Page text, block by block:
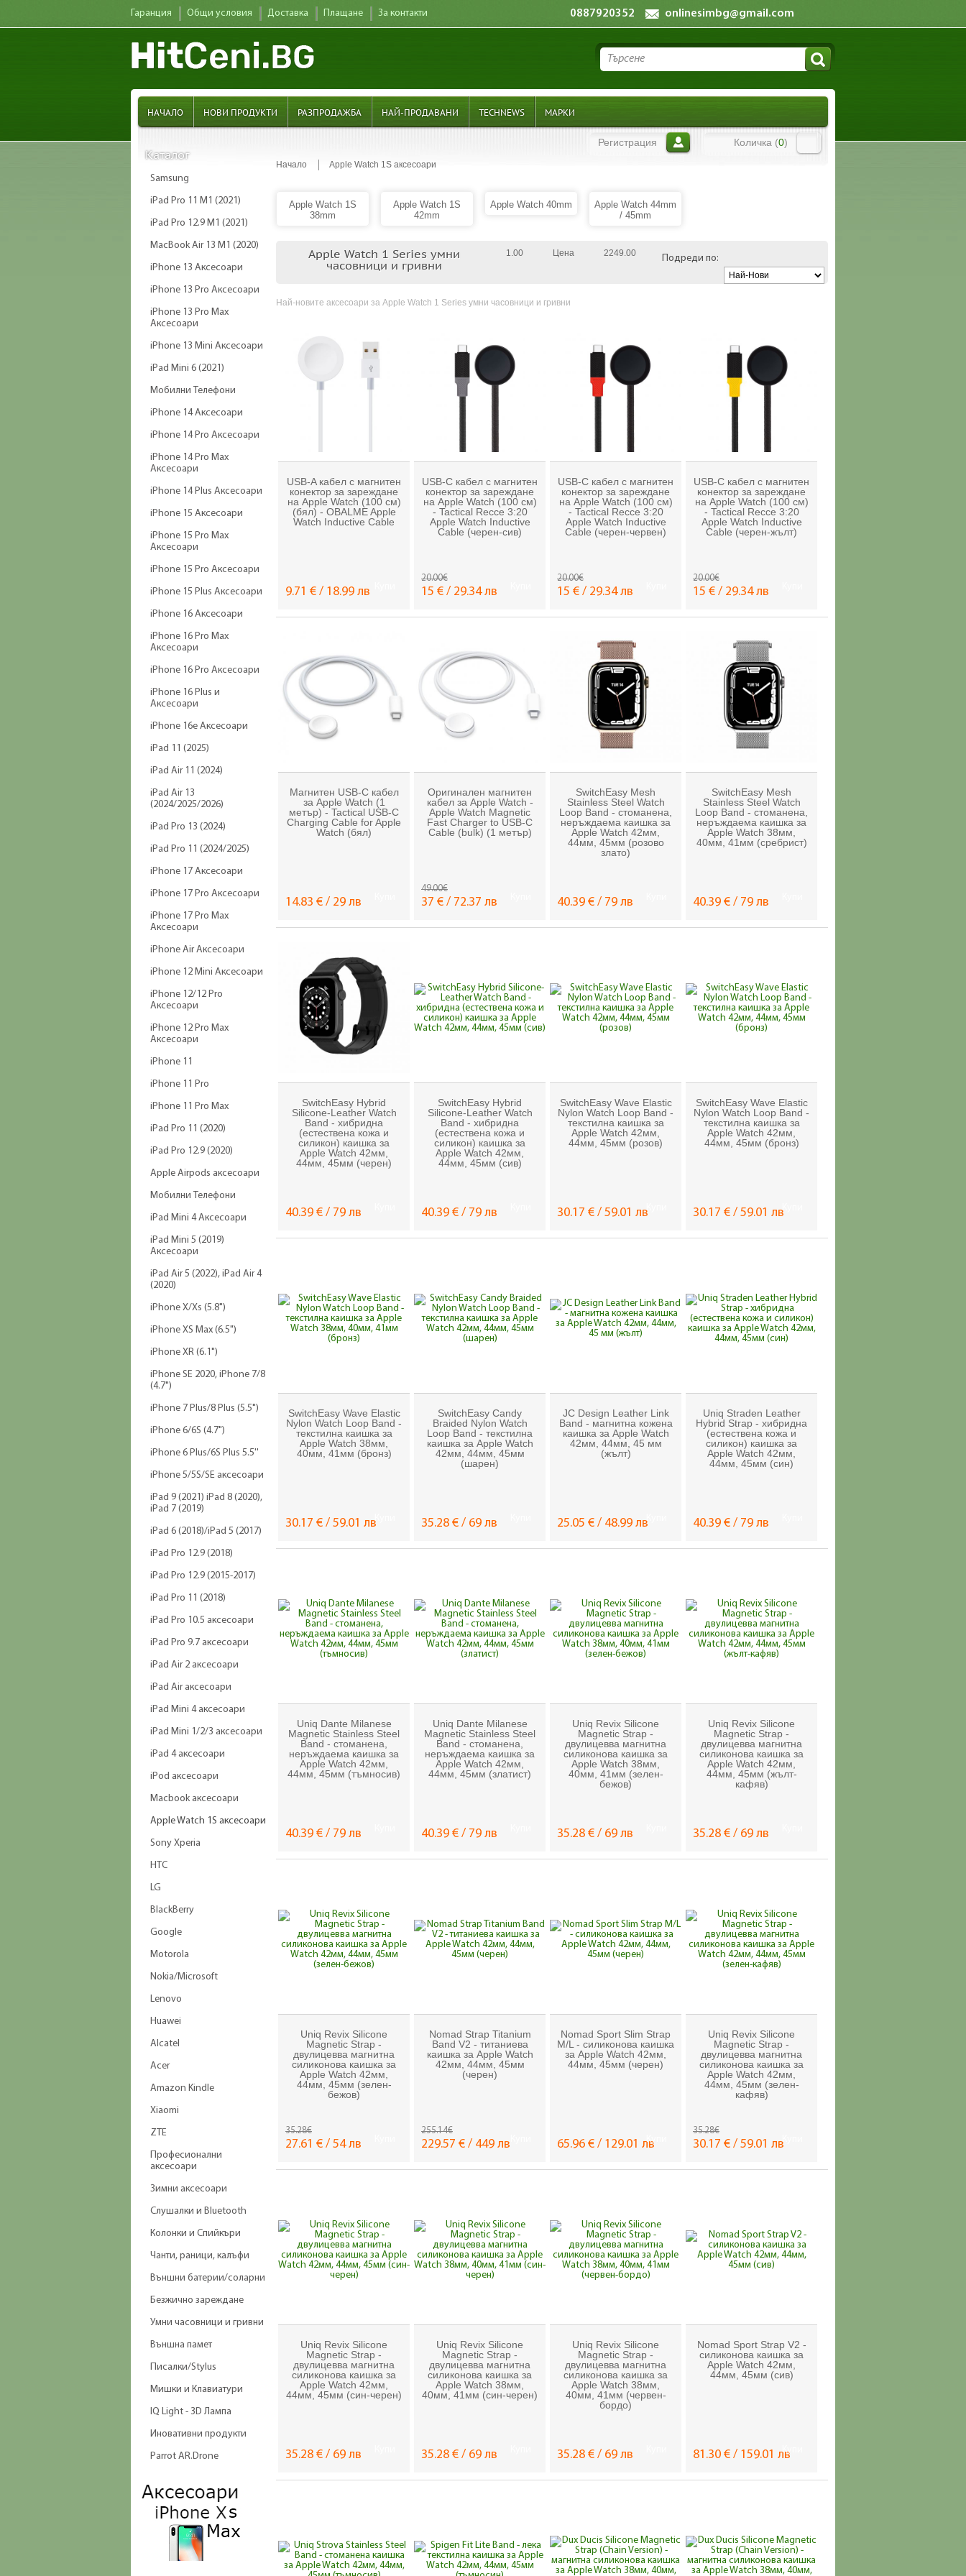
Гаранция Общи условия Доставка Плащане За контакти 0887920352 onlinesimbg@gmail.com
НАЧАЛО НОВИ ПРОДУКТИ РАЗПРОДАЖБА НАЙ-ПРОДАВАНИ TECHNEWS МАРКИ
Регистрация Количка (0)
Каталог
Samsung
iPad Pro 11 M1 (2021)
iPad Pro 12.9 M1 (2021)
MacBook Air 13 M1 (2020)
iPhone 13 Аксесоари
iPhone 13 Pro Аксесоари
iPhone 13 Pro Max
Аксесоари
iPhone 13 Mini Аксесоари
iPad Mini 6 (2021)
Мобилни Телефони
iPhone 14 Аксесоари
iPhone 14 Pro Аксесоари
iPhone 14 Pro Max
Аксесоари
iPhone 14 Plus Аксесоари
iPhone 15 Аксесоари
iPhone 15 Pro Max
Аксесоари
iPhone 15 Pro Аксесоари
iPhone 15 Plus Аксесоари
iPhone 16 Аксесоари
iPhone 16 Pro Max
Аксесоари
iPhone 16 Pro Аксесоари
iPhone 16 Plus и
Аксесоари
iPhone 16e Аксесоари
iPad 11 (2025)
iPad Air 11 (2024)
iPad Air 13
(2024/2025/2026)
iPad Pro 13 (2024)
iPad Pro 11 (2024/2025)
iPhone 17 Аксесоари
iPhone 17 Pro Аксесоари
iPhone 17 Pro Max
Аксесоари
iPhone Air Аксесоари
iPhone 12 Mini Аксесоари
iPhone 12/12 Pro
Аксесоари
iPhone 12 Pro Max
Аксесоари
iPhone 11
iPhone 11 Pro
iPhone 11 Pro Max
iPad Pro 11 (2020)
iPad Pro 12.9 (2020)
Apple Airpods аксесоари
Мобилни Телефони
iPad Mini 4 Аксесоари
iPad Mini 5 (2019)
Аксесоари
iPad Air 5 (2022), iPad Air 4
(2020)
iPhone X/Xs (5.8")
iPhone XS Max (6.5")
iPhone XR (6.1")
iPhone SE 2020, iPhone 7/8
(4.7")
iPhone 7 Plus/8 Plus (5.5")
iPhone 6/6S (4.7")
iPhone 6 Plus/6S Plus 5.5''
iPhone 5/5S/SE аксесоари
iPad 9 (2021) iPad 8 (2020),
iPad 7 (2019)
iPad 6 (2018)/iPad 5 (2017)
iPad Pro 12.9 (2018)
iPad Pro 12.9 (2015-2017)
iPad Pro 11 (2018)
iPad Pro 10.5 аксесоари
iPad Pro 9.7 аксесоари
iPad Air 2 аксесоари
iPad Air аксесоари
iPad Mini 4 аксесоари
iPad Mini 1/2/3 аксесоари
iPad 4 аксесоари
iPod аксесоари
Macbook аксесоари
Apple Watch 1S аксесоари
Sony Xperia
HTC
LG
BlackBerry
Google
Motorola
Nokia/Microsoft
Lenovo
Huawei
Alcatel
Acer
Amazon Kindle
Xiaomi
ZTE
Професионални
аксесоари
Зимни аксесоари
Слушалки и Bluetooth
Колонки и Спийкъри
Чанти, раници, калъфи
Външни батерии/соларни
Безжично зареждане
Умни часовници и гривни
Външна памет
Писалки/Stylus
Мишки и Клавиатури
IQ Light - 3D Лампа
Иновативни продукти
Parrot AR.Drone
Начало Apple Watch 1S аксесоари
Apple Watch 1S
38mm
Apple Watch 1S
42mm
Apple Watch 40mm
Apple Watch 44mm
/ 45mm
Apple Watch 1 Series умни
часовници и гривни
1.00 2249.00
Цена Подреди по:
Най-новите аксесоари за Apple Watch 1 Series умни часовници и гривни
USB-A кабел с магнитен
конектор за зареждане
на Apple Watch (100 см)
(бял) - OBALME Apple
Watch Inductive Cable
9.71 € / 18.99 лв
USB-C кабел с магнитен
конектор за зареждане
на Apple Watch (100 см)
- Tactical Recce 3:20
Apple Watch Inductive
Cable (черен-сив)
20.00€
15 € / 29.34 лв
USB-C кабел с магнитен
конектор за зареждане
на Apple Watch (100 см)
- Tactical Recce 3:20
Apple Watch Inductive
Cable (черен-червен)
20.00€
15 € / 29.34 лв
USB-C кабел с магнитен
конектор за зареждане
на Apple Watch (100 см)
- Tactical Recce 3:20
Apple Watch Inductive
Cable (черен-жълт)
20.00€
15 € / 29.34 лв
Магнитен USB-C кабел
за Apple Watch (1
метър) - Tactical USB-C
Charging Cable for Apple
Watch (бял)
14.83 € / 29 лв
Оригинален магнитен
кабел за Apple Watch -
Apple Watch Magnetic
Fast Charger to USB-C
Cable (bulk) (1 метър)
49.00€
37 € / 72.37 лв
SwitchEasy Mesh
Stainless Steel Watch
Loop Band - стоманена,
неръждаема каишка за
Apple Watch 42мм,
44мм, 45мм (розово
злато)
40.39 € / 79 лв
SwitchEasy Mesh
Stainless Steel Watch
Loop Band - стоманена,
неръждаема каишка за
Apple Watch 38мм,
40мм, 41мм (сребрист)
40.39 € / 79 лв
SwitchEasy Hybrid
Silicone-Leather Watch
Band - хибридна
(естествена кожа и
силикон) каишка за
Apple Watch 42мм,
44мм, 45мм (черен)
40.39 € / 79 лв
SwitchEasy Hybrid
Silicone-Leather Watch
Band - хибридна
(естествена кожа и
силикон) каишка за
Apple Watch 42мм,
44мм, 45мм (сив)
40.39 € / 79 лв
SwitchEasy Wave Elastic
Nylon Watch Loop Band -
текстилна каишка за
Apple Watch 42мм,
44мм, 45мм (розов)
30.17 € / 59.01 лвКупи
SwitchEasy Wave Elastic
Nylon Watch Loop Band -
текстилна каишка за
Apple Watch 42мм,
44мм, 45мм (бронз)
30.17 € / 59.01 лвКупи
SwitchEasy Wave Elastic
Nylon Watch Loop Band -
текстилна каишка за
Apple Watch 38мм,
40мм, 41мм (бронз)
30.17 € / 59.01 лвКупи
SwitchEasy Candy
Braided Nylon Watch
Loop Band - текстилна
каишка за Apple Watch
42мм, 44мм, 45мм
(шарен)
35.28 € / 69 лв
JC Design Leather Link
Band - магнитна кожена
каишка за Apple Watch
42мм, 44мм, 45 мм
(жълт)
25.05 € / 48.99 лвКупи
Uniq Straden Leather
Hybrid Strap - хибридна
(естествена кожа и
силикон) каишка за
Apple Watch 42мм,
44мм, 45мм (син)
40.39 € / 79 лв
Uniq Dante Milanese
Magnetic Stainless Steel
Band - стоманена,
неръждаема каишка за
Apple Watch 42мм,
44мм, 45мм (тъмносив)
40.39 € / 79 лв
Uniq Dante Milanese
Magnetic Stainless Steel
Band - стоманена,
неръждаема каишка за
Apple Watch 42мм,
44мм, 45мм (златист)
40.39 € / 79 лв
Uniq Revix Silicone
Magnetic Strap -
двулицевва магнитна
силиконова каишка за
Apple Watch 38мм,
40мм, 41мм (зелен-
бежов)
35.28 € / 69 лв
Uniq Revix Silicone
Magnetic Strap -
двулицевва магнитна
силиконова каишка за
Apple Watch 42мм,
44мм, 45мм (жълт-
кафяв)
35.28 € / 69 лв
Uniq Revix Silicone
Magnetic Strap -
двулицевва магнитна
силиконова каишка за
Apple Watch 42мм,
44мм, 45мм (зелен-
бежов)
35.28€
27.61 € / 54 лв
Nomad Strap Titanium
Band V2 - титаниева
каишка за Apple Watch
42мм, 44мм, 45мм
(черен)
255.14€
229.57 € / 449 лв
Nomad Sport Slim Strap
M/L - силиконова каишка
за Apple Watch 42мм,
44мм, 45мм (черен)
65.96 € / 129.01 лвКупи
Uniq Revix Silicone
Magnetic Strap -
двулицевва магнитна
силиконова каишка за
Apple Watch 42мм,
44мм, 45мм (зелен-
кафяв)
35.28€
30.17 € / 59.01 лвКупи
Uniq Revix Silicone
Magnetic Strap -
двулицевва магнитна
силиконова каишка за
Apple Watch 42мм,
44мм, 45мм (син-черен)
35.28 € / 69 лв
Uniq Revix Silicone
Magnetic Strap -
двулицевва магнитна
силиконова каишка за
Apple Watch 38мм,
40мм, 41мм (син-черен)
35.28 € / 69 лв
Uniq Revix Silicone
Magnetic Strap -
двулицевва магнитна
силиконова каишка за
Apple Watch 38мм,
40мм, 41мм (червен-
бордо)
35.28 € / 69 лв
Nomad Sport Strap V2 -
силиконова каишка за
Apple Watch 42мм,
44мм, 45мм (сив)
81.30 € / 159.01 лвКупи